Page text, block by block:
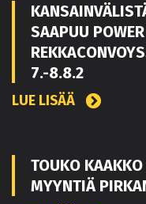
SAAPUU
7.-8.8.2
LUE LISÄÄ
TOUKO
MYYNTIÄ